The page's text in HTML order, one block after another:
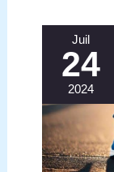
Juil
24
2024